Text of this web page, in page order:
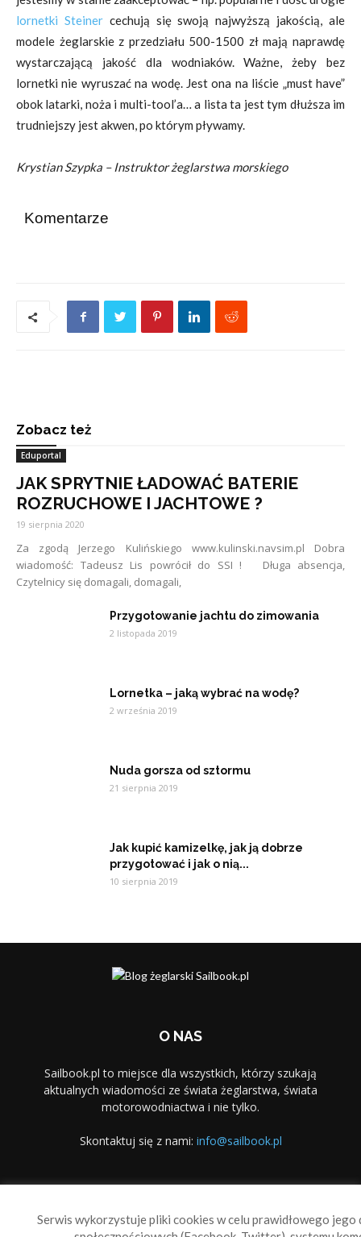
lornetki Steiner cechują się swoją najwyższą jakością, ale
modele żeglarskie z przedziału 500-1500 zł mają naprawdę
wystarczającą jakość dla wodniaków. Ważne, żeby bez
lornetki nie wyruszać na wodę. Jest ona na liście „must have”
obok latarki, noża i multi-tool’a… a lista ta jest tym dłuższa im
trudniejszy jest akwen, po którym pływamy.
Krystian Szypka – Instruktor żeglarstwa morskiego
Komentarze
Zobacz też
Eduportal
JAK SPRYTNIE ŁADOWAĆ BATERIE
ROZRUCHOWE I JACHTOWE ?
19 sierpnia 2020
Za zgodą Jerzego Kulińskiego www.kulinski.navsim.pl Dobra
wiadomość: Tadeusz Lis powrócił do SSI ! Długa absencja,
Czytelnicy się domagali, domagali,
Przygotowanie jachtu do zimowania
2 listopada 2019
Lornetka – jaką wybrać na wodę?
2 września 2019
Nuda gorsza od sztormu
21 sierpnia 2019
Jak kupić kamizelkę, jak ją dobrze
przygotować i jak o nią...
10 sierpnia 2019
O NAS
Sailbook.pl to miejsce dla wszystkich, którzy szukają
aktualnych wiadomości ze świata żeglarstwa, świata
motorowodniactwa i nie tylko.
Skontaktuj się z nami: info@sailbook.pl
Serwis wykorzystuje pliki cookies w celu prawidłowego